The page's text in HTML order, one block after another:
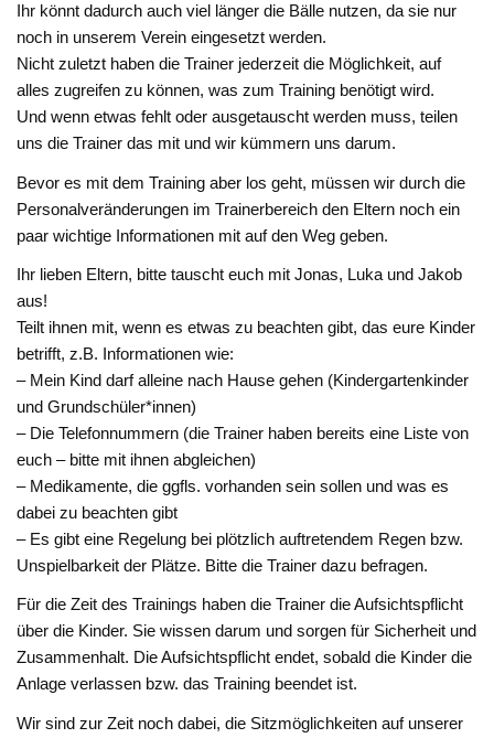
Ihr könnt dadurch auch viel länger die Bälle nutzen, da sie nur
noch in unserem Verein eingesetzt werden.
Nicht zuletzt haben die Trainer jederzeit die Möglichkeit, auf
alles zugreifen zu können, was zum Training benötigt wird.
Und wenn etwas fehlt oder ausgetauscht werden muss, teilen
uns die Trainer das mit und wir kümmern uns darum.
Bevor es mit dem Training aber los geht, müssen wir durch die
Personalveränderungen im Trainerbereich den Eltern noch ein
paar wichtige Informationen mit auf den Weg geben.
Ihr lieben Eltern, bitte tauscht euch mit Jonas, Luka und Jakob
aus!
Teilt ihnen mit, wenn es etwas zu beachten gibt, das eure Kinder
betrifft, z.B. Informationen wie:
– Mein Kind darf alleine nach Hause gehen (Kindergartenkinder
und Grundschüler*innen)
– Die Telefonnummern (die Trainer haben bereits eine Liste von
euch – bitte mit ihnen abgleichen)
– Medikamente, die ggfls. vorhanden sein sollen und was es
dabei zu beachten gibt
– Es gibt eine Regelung bei plötzlich auftretendem Regen bzw.
Unspielbarkeit der Plätze. Bitte die Trainer dazu befragen.
Für die Zeit des Trainings haben die Trainer die Aufsichtspflicht
über die Kinder. Sie wissen darum und sorgen für Sicherheit und
Zusammenhalt. Die Aufsichtspflicht endet, sobald die Kinder die
Anlage verlassen bzw. das Training beendet ist.
Wir sind zur Zeit noch dabei, die Sitzmöglichkeiten auf unserer